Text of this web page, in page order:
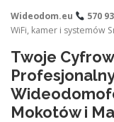
Wideodom.eu 570
WiFi, kamer i systemów
Twoje
Mokotów i